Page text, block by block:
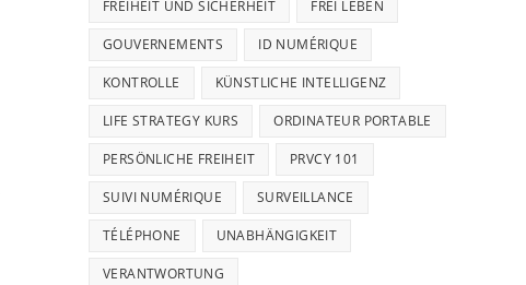
FREIHEIT UND SICHERHEIT FREI LEBEN
GOUVERNEMENTS ID NUMÉRIQUE
KONTROLLE KÜNSTLICHE INTELLIGENZ
LIFE STRATEGY KURS ORDINATEUR PORTABLE
PERSÖNLICHE FREIHEIT PRVCY 101
SUIVI NUMÉRIQUE SURVEILLANCE
TÉLÉPHONE UNABHÄNGIGKEIT
VERANTWORTUNG